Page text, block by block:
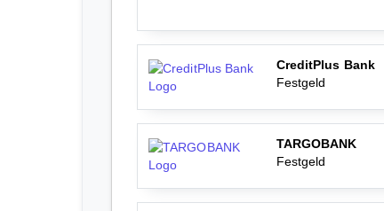
CreditPlus Bank
Festgeld
TARGOBANK
Festgeld